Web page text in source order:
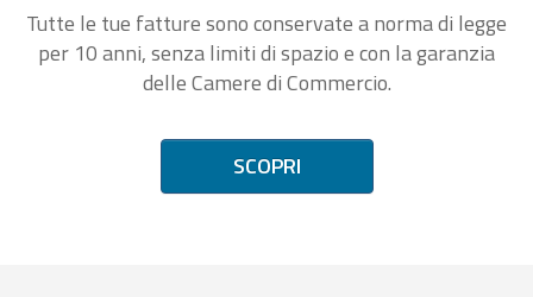
Tutte le tue fatture sono conservate a norma di legge
per 10 anni, senza limiti di spazio e con la garanzia
delle Camere di Commercio.
SCOPRI